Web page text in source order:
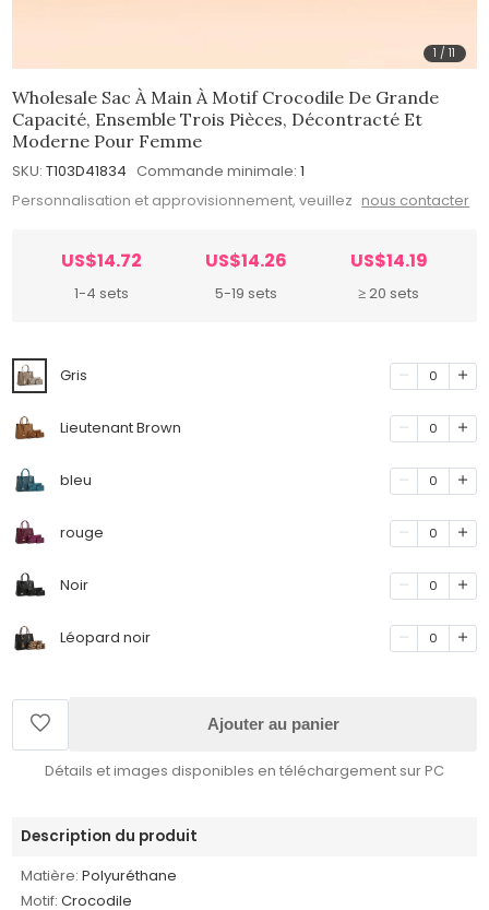
1 /11
Wholesale Sac À Main À Motif Crocodile De Grande
Capacité, Ensemble Trois Pièces, Décontracté Et
Moderne Pour Femme
SKU: T103D41834 Commande minimale: 1
Personnalisation et approvisionnement, veuillez nous contacter
US$14.72
1-4 sets
US$14.26
5-19 sets
US$14.19
≥ 20 sets
Gris 0
Lieutenant Brown 0
bleu 0
rouge 0
Noir 0
Léopard noir 0
Ajouter au panier
Détails et images disponibles en téléchargement sur PC
Description du produit
Matière: Polyuréthane
Motif: Crocodile